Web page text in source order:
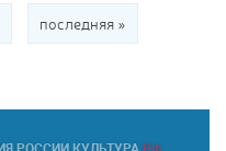
последняя »